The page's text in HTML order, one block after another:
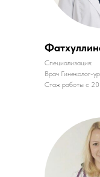
Специализация:
Врач Гинеколог-
Стаж работы с